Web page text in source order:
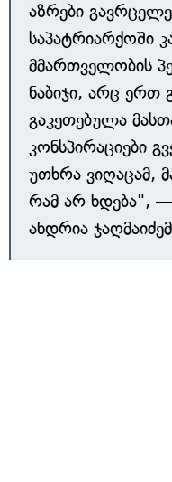
აზრები
საპატრიარქოში
მმართველობის
ნაბიჯი, არც ერთ
გაკეთებულა
კონსპირაციები
უთხრა ვიღაცამ,
რამ არ ხდება", —
ანდრია